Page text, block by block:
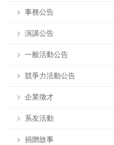
事務公告
演講公告
一般活動公告
競爭力活動公告
企業徵才
系友活動
捐贈故事